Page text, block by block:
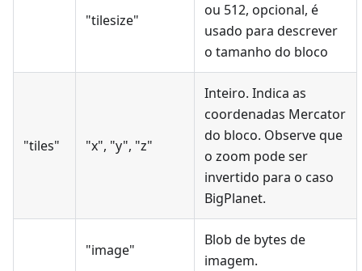
"tilesize"
ou 512, opcional, é
usado para descrever
o tamanho do bloco
"tiles" "x", "y", "z"
Inteiro. Indica as
coordenadas Mercator
do bloco. Observe que
o zoom pode ser
invertido para o caso
BigPlanet.
"image"
Blob de bytes de
imagem.